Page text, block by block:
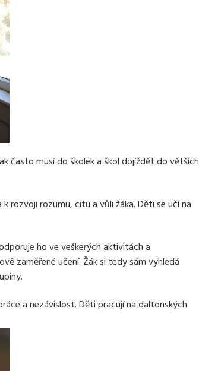
často musí do školek a škol dojíždět do větších
rozvoji rozumu, citu a vůli žáka. Děti se učí na
ho ve veškerých aktivitách a
zaměřené učení. Žák si tedy sám vyhledá
a nezávislost. Děti pracují na daltonských